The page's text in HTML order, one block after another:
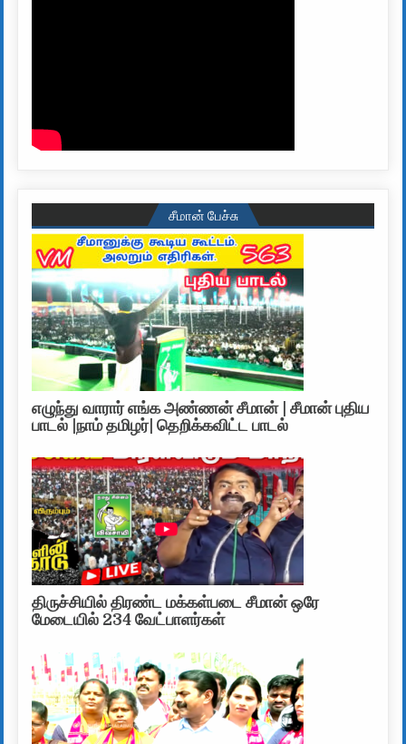
சீமான் பேச்சு
எழுந்து வாரார் எங்க அண்ணன் சீமான் | சீமான் புதிய
பாடல் |நாம் தமிழர்| தெறிக்கவிட்ட பாடல்
திருச்சியில் திரண்ட மக்கள்படை சீமான் ஒரே
மேடையில் 234 வேட்பாளர்கள்